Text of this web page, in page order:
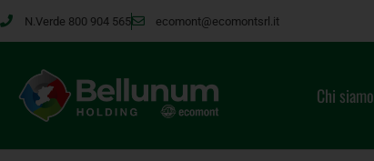
N.Verde 800 904 565 ecomont@ecomontsrl.it
Chi siamo